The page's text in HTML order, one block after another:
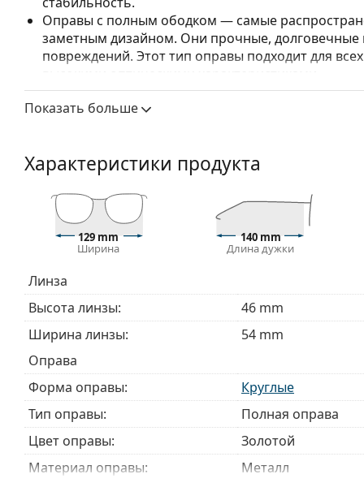
Оправы с полным ободком — самые
заметным дизайном. Они прочные,
повреждений. Этот тип оправы подходит для
Регулируемые носоупоры позволяют мягко
обеспечения большего комфорта. Регулировка
Аксессуары
Мы доставляем очки в оригинальном футляре.
Прилагаемая салфетка идеально подходит для
могут поставляться с тканевым мешочком
Изучите полный ассортименточков, чтобы найти
руководством по очкам
, если вам нужна помощь в
Это медицинское изделие. Перед использованием
Показать больше
Характеристики продукта
129 mm
Ширина
140 mm
Длина дужки
Линза
Высота линзы:
46 mm
Ширина линзы:
54 mm
Оправа
Форма оправы:
Круглые
Тип оправы:
Полная оправа
Цвет оправы:
Золотой
Материал оправы:
Металл